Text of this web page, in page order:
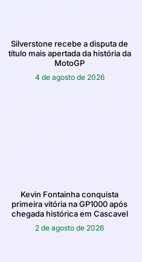
Silverstone recebe a disputa de
título mais apertada da história da
MotoGP
4 de agosto de 2026
Kevin Fontainha conquista
primeira vitória na GP1000 após
chegada histórica em Cascavel
2 de agosto de 2026